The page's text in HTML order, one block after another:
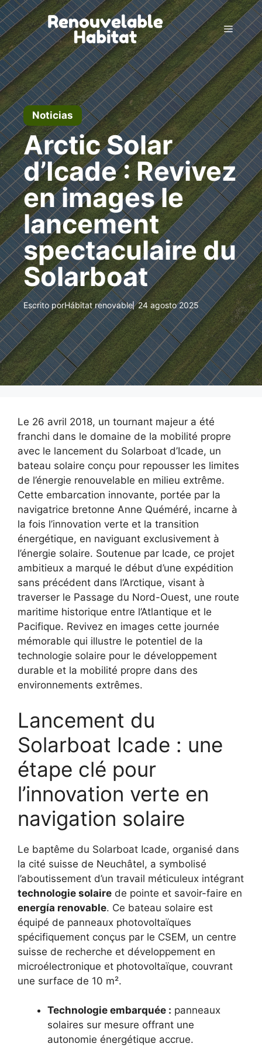
Ir
al
contenido
Menú
Noticias
Arctic Solar
d’Icade : Revivez
en images le
lancement
spectaculaire du
Solarboat
Escrito porHábitat renovable 24 agosto 2025
Le 26 avril 2018, un tournant majeur a été
franchi dans le domaine de la mobilité propre
avec le lancement du Solarboat d’Icade, un
bateau solaire conçu pour repousser les limites
de l’énergie renouvelable en milieu extrême.
Cette embarcation innovante, portée par la
navigatrice bretonne Anne Quéméré, incarne à
la fois l’innovation verte et la transition
énergétique, en naviguant exclusivement à
l’énergie solaire. Soutenue par Icade, ce projet
ambitieux a marqué le début d’une expédition
sans précédent dans l’Arctique, visant à
traverser le Passage du Nord-Ouest, une route
maritime historique entre l’Atlantique et le
Pacifique. Revivez en images cette journée
mémorable qui illustre le potentiel de la
technologie solaire pour le développement
durable et la mobilité propre dans des
environnements extrêmes.
Lancement du
Solarboat Icade : une
étape clé pour
l’innovation verte en
navigation solaire
Le baptême du Solarboat Icade, organisé dans
la cité suisse de Neuchâtel, a symbolisé
l’aboutissement d’un travail méticuleux intégrant
technologie solaire de pointe et savoir-faire en
energía renovable. Ce bateau solaire est
équipé de panneaux photovoltaïques
spécifiquement conçus par le CSEM, un centre
suisse de recherche et développement en
microélectronique et photovoltaïque, couvrant
une surface de 10 m².
Technologie embarquée : panneaux
solaires sur mesure offrant une
autonomie énergétique accrue.